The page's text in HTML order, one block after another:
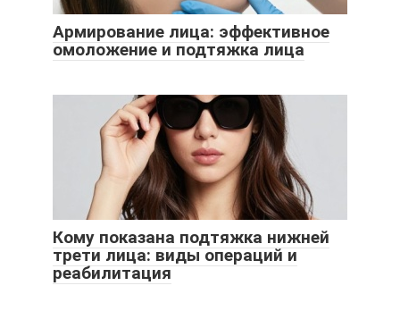
Армирование лица: эффективное
омоложение и подтяжка лица
Кому показана подтяжка нижней
трети лица: виды операций и
реабилитация